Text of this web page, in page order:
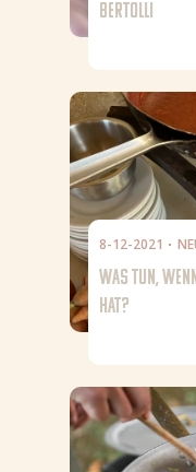
BERTOLLI
8-12-2021
WAS TUN,
HAT?